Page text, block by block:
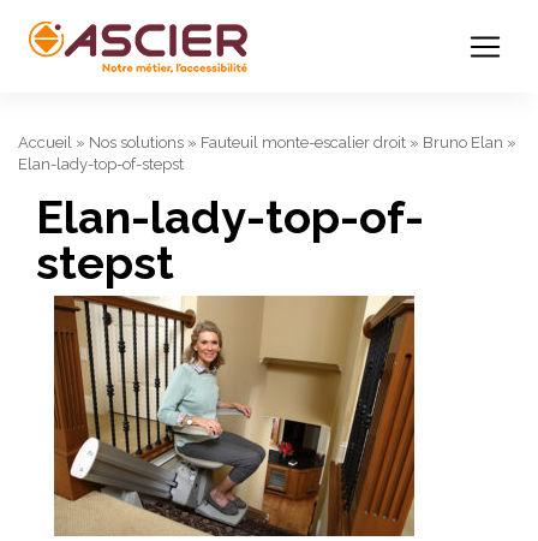
Accueil » Nos solutions » Fauteuil monte-escalier droit » Bruno Elan »
Elan-lady-top-of-stepst
Elan-lady-top-of-
stepst